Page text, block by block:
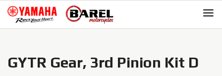
Skip
navigation
Skip
content
GYTR Gear, 3rd Pinion Kit D